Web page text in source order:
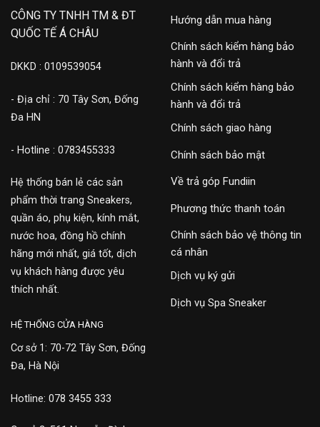
CÔNG TY TNHH TM & ĐT
QUỐC TẾ Á CHÂU
DKKD : 0109539054
- Địa chỉ : 70 Tây Sơn, Đống
Đa HN
- Hotline : 0783455333
Hệ thống bán lẻ các sản
phẩm thời trang Sneakers,
quần áo, phụ kiện, kính mắt,
nước hoa, đồng hồ chính
hãng mới nhất, giá tốt, dịch
vụ khách hàng được yêu
thích nhất.
Hướng dẫn mua hàng
Chính sách kiểm hàng bảo
hành và đổi trả
Chính sách kiểm hàng bảo
hành và đổi trả
Chính sách giao hàng
Chính sách bảo mật
Về trả góp Fundiin
Phương thức thanh toán
Chính sách bảo vệ thông tin
cá nhân
Dịch vụ ký gửi
Dịch vụ Spa Sneaker
HỆ THỐNG CỬA HÀNG
Cơ sở 1: 70-72 Tây Sơn, Đống
Đa, Hà Nội
Hotline: 078 3455 333